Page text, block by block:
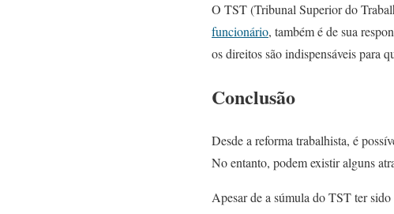
O TST (Tribunal Superior do
funcionário, também é de sua
os direitos são indispensáveis para
Conclusão
Desde a reforma trabalhista, é
No entanto, podem existir alguns
Apesar de a súmula do TST ter